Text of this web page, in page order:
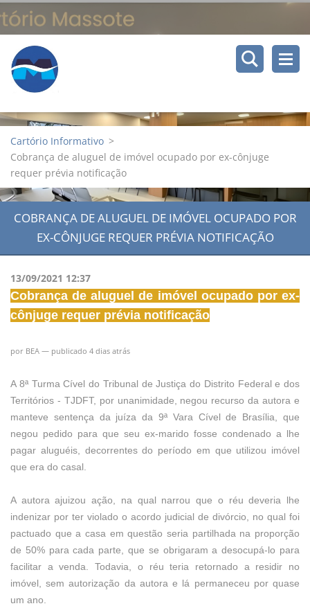
Cartório Informativo >
Cobrança de aluguel de imóvel ocupado por ex-cônjuge
requer prévia notificação
COBRANÇA DE ALUGUEL DE IMÓVEL OCUPADO POR
EX-CÔNJUGE REQUER PRÉVIA NOTIFICAÇÃO
13/09/2021 12:37
Cobrança de aluguel de imóvel ocupado por ex-
cônjuge requer prévia notificação
por BEA — publicado 4 dias atrás
A 8ª Turma Cível do Tribunal de Justiça do Distrito Federal e dos
Territórios - TJDFT, por unanimidade, negou recurso da autora e
manteve sentença da juíza da 9ª Vara Cível de Brasília, que
negou pedido para que seu ex-marido fosse condenado a lhe
pagar aluguéis, decorrentes do período em que utilizou imóvel
que era do casal.
A autora ajuizou ação, na qual narrou que o réu deveria lhe
indenizar por ter violado o acordo judicial de divórcio, no qual foi
pactuado que a casa em questão seria partilhada na proporção
de 50% para cada parte, que se obrigaram a desocupá-lo para
facilitar a venda. Todavia, o réu teria retornado a residir no
imóvel, sem autorização da autora e lá permaneceu por quase
um ano.